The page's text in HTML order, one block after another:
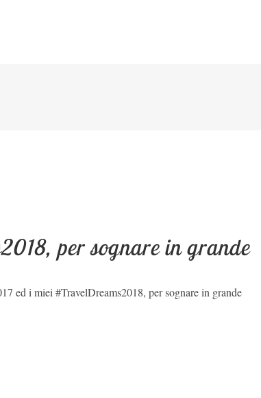
per sognare in grande
ed i miei #TravelDreams2018, per sognare in grande